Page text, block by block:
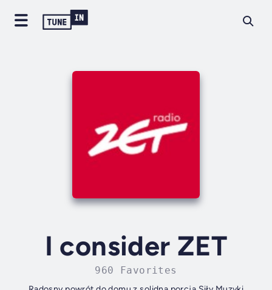
I consider ZET
960 Favorites